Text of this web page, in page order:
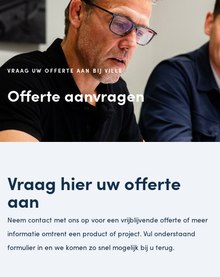
VRAAG UW OFFERTE AAN BIJ VILLE
Offerte aanvragen
Vraag hier uw offerte
aan
Neem contact met ons op voor een vrijblijvende offerte of meer
informatie omtrent een product of project. Vul onderstaand
formulier in en we komen zo snel mogelijk bij u terug.